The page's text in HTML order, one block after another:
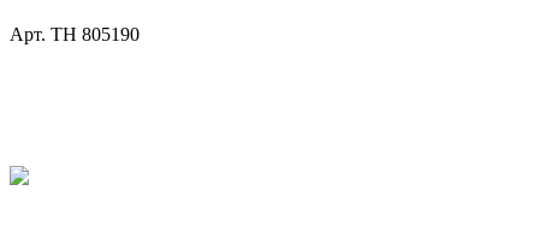
Арт. TH 805190